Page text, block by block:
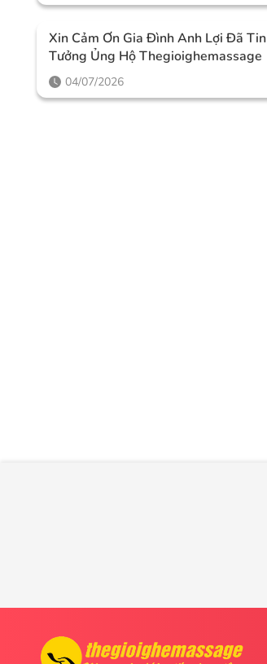
Xin Cảm Ơn Gia Đình Anh Lợi Đã Tin
Tưởng Ủng Hộ Thegioighemassage
04/07/2026